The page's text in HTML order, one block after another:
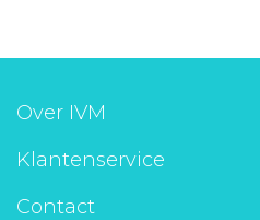
Over IVM
Klantenservice
Contact